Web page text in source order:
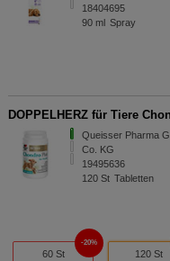
18404695
90 ml Spray
DOPPELHERZ für Tiere
Queisser Pharma
Co. KG
19495636
120 St Tabletten
60 St
20%
120 St